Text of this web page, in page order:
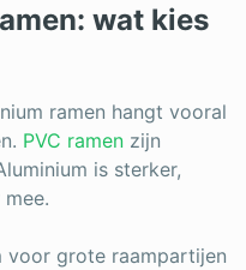
wat kies
ramen hangt vooral
PVC ramen zijn
is sterker,
voor grote raampartijen